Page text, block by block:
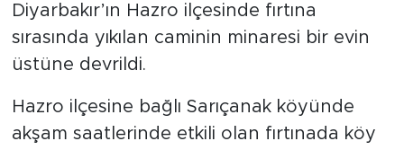
Diyarbakır’ın Hazro ilçesinde fırtına
sırasında yıkılan caminin minaresi bir evin
üstüne devrildi.
Hazro ilçesine bağlı Sarıçanak köyünde
akşam saatlerinde etkili olan fırtınada köy